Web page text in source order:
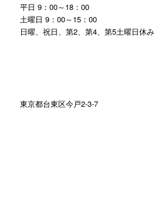
平日 9：00～18：00
土曜日 9：00～15：00
日曜、祝日、第2、第4、第5土曜日休み
東京都台東区今戸2-3-7